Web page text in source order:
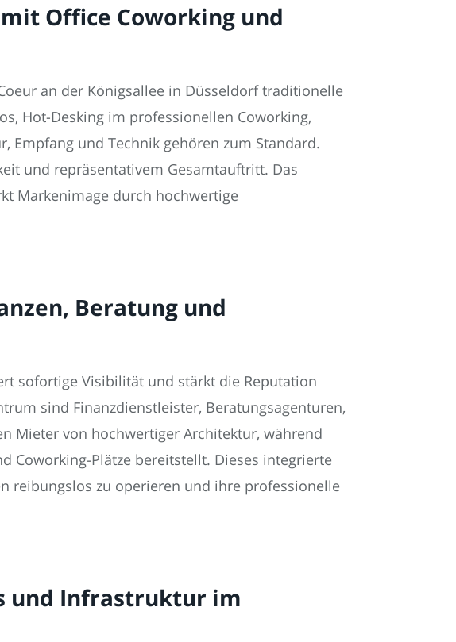
Office Coworking und
an der Königsallee in Düsseldorf traditionelle
Hot-Desking im professionellen Coworking,
Empfang und Technik gehören zum Standard.
und repräsentativem Gesamtauftritt. Das
Markenimage durch hochwertige
Beratung und
sofortige Visibilität und stärkt die Reputation
sind Finanzdienstleister, Beratungsagenturen,
Mieter von hochwertiger Architektur, während
Coworking-Plätze bereitstellt. Dieses integrierte
reibungslos zu operieren und ihre professionelle
und Infrastruktur im